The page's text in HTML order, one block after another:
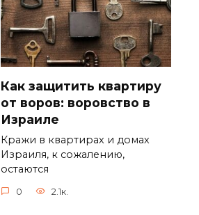
Как защитить квартиру
от воров: воровство в
Израиле
Кражи в квартирах и домах
Израиля, к сожалению,
остаются
0 2.1к.